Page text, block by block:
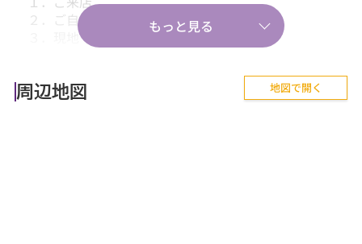
２．ご自宅送迎
３．現地・最寄駅等でのお待ち合わせ。
■『失敗しない住まい選びのポイント！』、『購入の流
周辺地図 地図で開く